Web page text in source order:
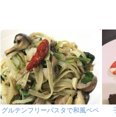
グルテンフリーパスタで和風ペペ